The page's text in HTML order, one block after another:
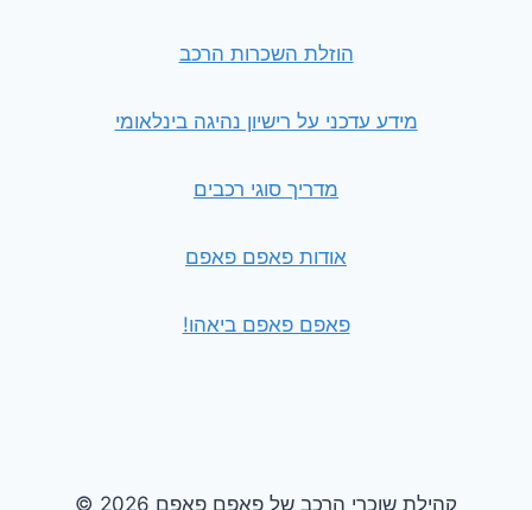
הוזלת השכרות הרכב
מידע עדכני על רישיון נהיגה בינלאומי
מדריך סוגי רכבים
אודות פאפם פאפם
פאפם פאפם ביאהו!
© 2026 קהילת שוכרי הרכב של פאפם פאפם